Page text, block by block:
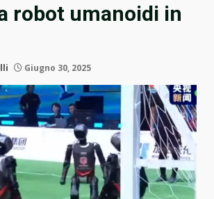
robot umanoidi in
Giugno 30, 2025